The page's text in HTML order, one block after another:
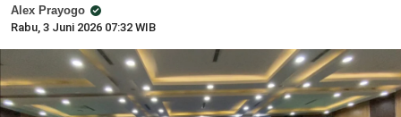
Alex Prayogo
Rabu, 3 Juni 2026 07:32 WIB